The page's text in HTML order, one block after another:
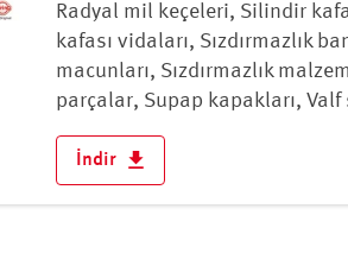
Radyal mil keçeleri, Silindir
kafası vidaları, Sızdırmazlık
macunları, Sızdırmazlık
parçalar, Supap kapakları, Valf
İndir